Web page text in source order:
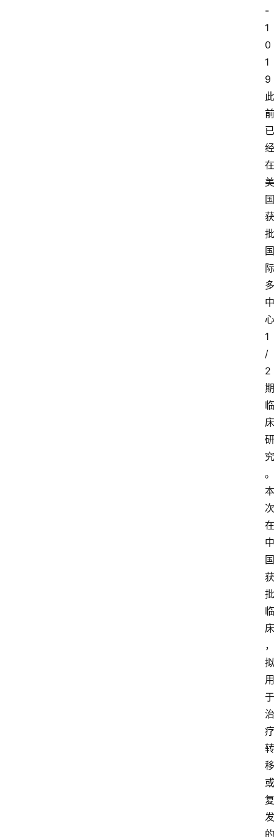
-
1
0
1
9
此
前
已
经
在
美
国
获
批
国
际
多
中
心
1
/
2
期
临
床
研
究
。
本
次
在
中
国
获
批
临
床
，
拟
用
于
治
疗
转
移
或
复
发
的